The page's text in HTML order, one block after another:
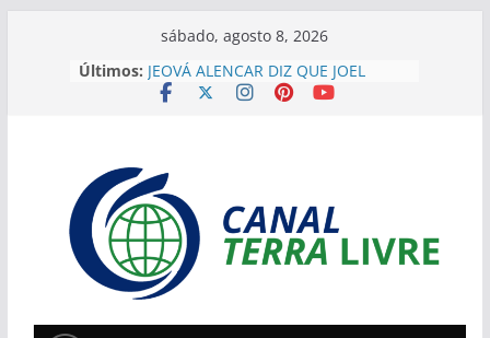
sábado, agosto 8, 2026
Últimos: JEOVÁ ALENCAR DIZ QUE JOEL
RODRIGUES REPRESENTA
JUSTIFICAR DESAFIOS DA GESTÃO
EM TERESINA
SÍLVIO MENDES ELOGIA JOEL
RODRIGUES: ” JÁ ESTOU COM
CIÚMES. É MUITO MELHOR DO QUE
EU”